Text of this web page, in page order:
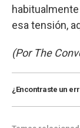
esa tensión,
(Por The
¿Encontraste un